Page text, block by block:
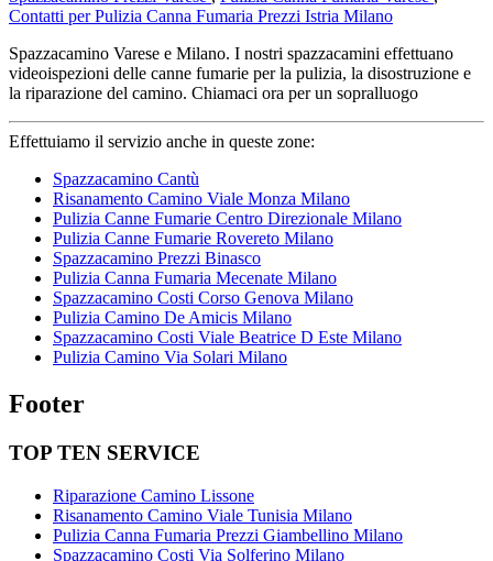
Contatti per Pulizia Canna Fumaria Prezzi Istria Milano
Spazzacamino Varese e Milano. I nostri spazzacamini effettuano
videoispezioni delle canne fumarie per la pulizia, la disostruzione e
la riparazione del camino. Chiamaci ora per un sopralluogo
Effettuiamo il servizio anche in queste zone:
Spazzacamino Cantù
Risanamento Camino Viale Monza Milano
Pulizia Canne Fumarie Centro Direzionale Milano
Pulizia Canne Fumarie Rovereto Milano
Spazzacamino Prezzi Binasco
Pulizia Canna Fumaria Mecenate Milano
Spazzacamino Costi Corso Genova Milano
Pulizia Camino De Amicis Milano
Spazzacamino Costi Viale Beatrice D Este Milano
Pulizia Camino Via Solari Milano
Footer
TOP TEN SERVICE
Riparazione Camino Lissone
Risanamento Camino Viale Tunisia Milano
Pulizia Canna Fumaria Prezzi Giambellino Milano
Spazzacamino Costi Via Solferino Milano